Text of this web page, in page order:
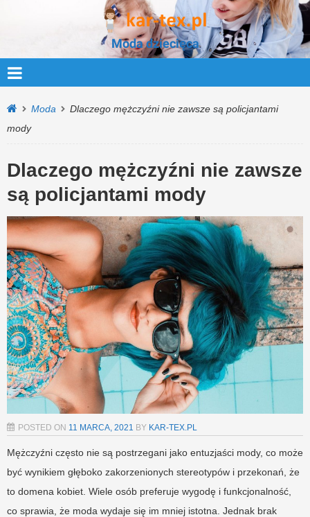
Moda dziecięca
Moda
Dlaczego mężczyźni nie zawsze są policjantami
mody
Dlaczego mężczyźni nie zawsze
są policjantami mody
POSTED ON 11 MARCA, 2021 BY KAR-TEX.PL
Mężczyźni często nie są postrzegani jako entuzjaści mody, co może
być wynikiem głęboko zakorzenionych stereotypów i przekonań, że
to domena kobiet. Wiele osób preferuje wygodę i funkcjonalność,
co sprawia, że moda wydaje się im mniej istotna. Jednak brak